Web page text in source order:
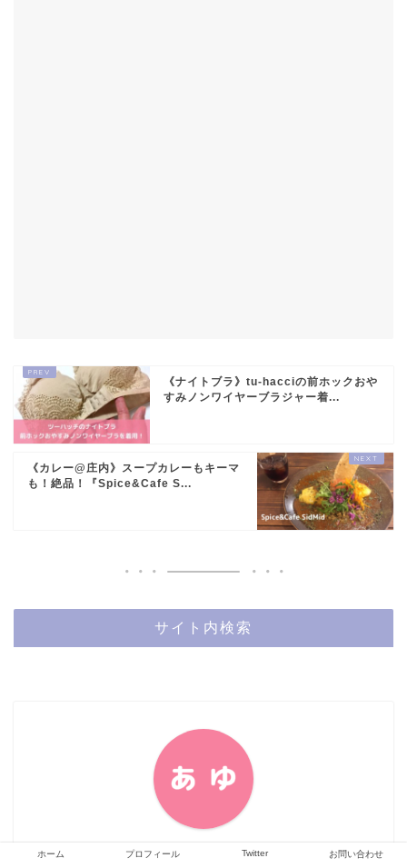
《ナイトブラ》tu-hacciの前ホックおや
すみノンワイヤーブラジャー着...
《カレー@庄内》スープカレーもキーマ
も！絶品！『Spice&Cafe S...
サイト内検索
ホーム プロフィール Twitter お問い合わせ